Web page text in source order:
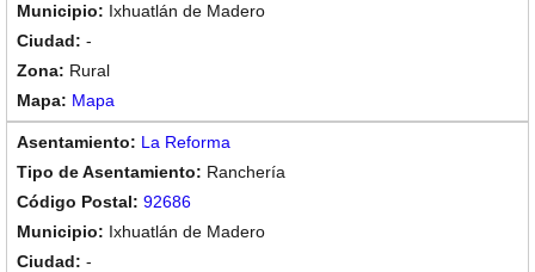
Ixhuatlán de Madero
-
Rural
Mapa
La Reforma
Ranchería
92686
Ixhuatlán de Madero
-